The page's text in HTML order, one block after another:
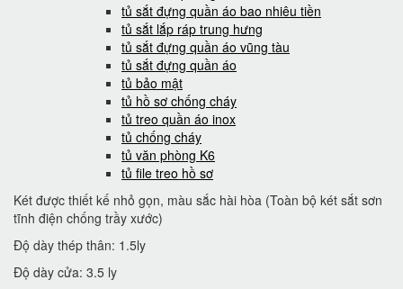
tủ sắt đựng quần áo bao nhiêu tiền
tủ sắt lắp ráp trung hưng
tủ sắt đựng quần áo vũng tàu
tủ sắt đựng quần áo
tủ bảo mật
tủ hồ sơ chống cháy
tủ treo quần áo inox
tủ chống cháy
tủ văn phòng K6
tủ file treo hồ sơ
Két được thiết kế nhỏ gọn, màu sắc hài hòa (Toàn bộ két sắt sơn
tĩnh điện chống trầy xước)
Độ dày thép thân: 1.5ly
Độ dày cửa: 3.5 ly